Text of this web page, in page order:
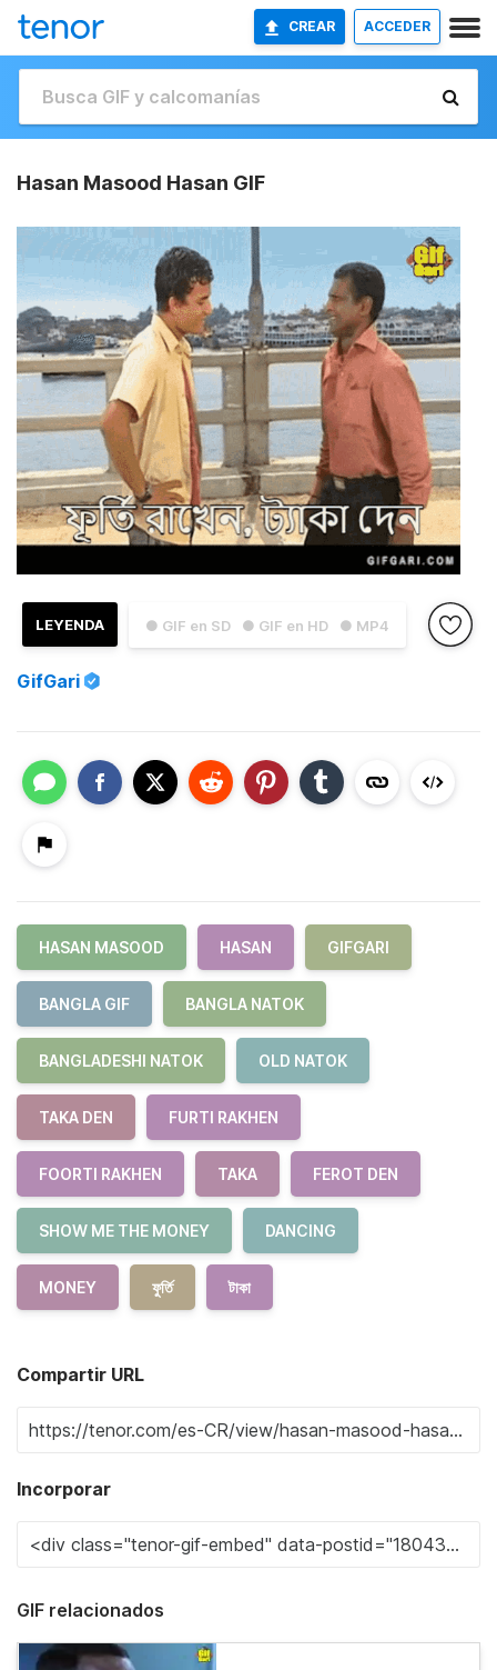
CREAR ACCEDER
Hasan Masood Hasan GIF
● GIF en SD ● GIF en HD ● MP4
LEYENDA
GifGari
HASAN MASOOD HASAN GIFGARI
BANGLA GIF BANGLA NATOK
BANGLADESHI NATOK OLD NATOK
TAKA DEN FURTI RAKHEN
FOORTI RAKHEN TAKA FEROT DEN
SHOW ME THE MONEY DANCING
MONEY ফুর্তি টাকা
Compartir URL
Incorporar
GIF relacionados